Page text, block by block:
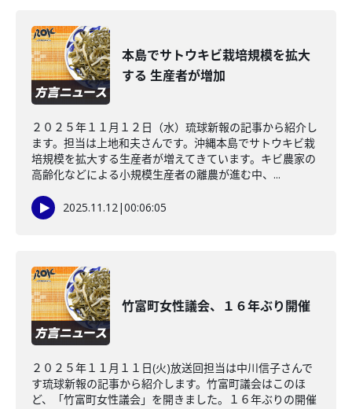
本島でサトウキビ栽培規模を拡大
する 生産者が増加
２０２５年１１月１２日（水）琉球新報の記事から紹介し
ます。担当は上地和夫さんです。沖縄本島でサトウキビ栽
培規模を拡大する生産者が増えてきています。キビ農家の
高齢化などによる小規模生産者の離農が進む中、...
2025.11.12|00:06:05
竹富町女性議会、１６年ぶり開催
２０２５年１１月１１日(火)放送回担当は中川信子さんで
す琉球新報の記事から紹介します。竹富町議会はこのほ
ど、「竹富町女性議会」を開きました。１６年ぶりの開催